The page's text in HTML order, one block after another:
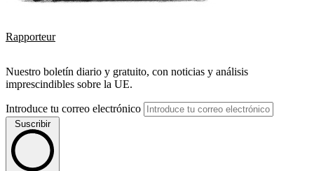
Rapporteur
Nuestro boletín diario y gratuito, con noticias y análisis
imprescindibles sobre la UE.
Introduce tu correo electrónico
Suscribir